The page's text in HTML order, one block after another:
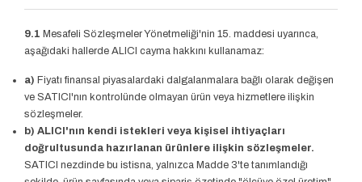
9.1 Mesafeli Sözleşmeler Yönetmeliği'nin 15. maddesi uyarınca,
aşağıdaki hallerde ALICI cayma hakkını kullanamaz:
a) Fiyatı finansal piyasalardaki dalgalanmalara bağlı olarak değişen
ve SATICI'nın kontrolünde olmayan ürün veya hizmetlere ilişkin
sözleşmeler.
b) ALICI'nın kendi istekleri veya kişisel ihtiyaçları
doğrultusunda hazırlanan ürünlere ilişkin sözleşmeler.
SATICI nezdinde bu istisna, yalnızca Madde 3'te tanımlandığı